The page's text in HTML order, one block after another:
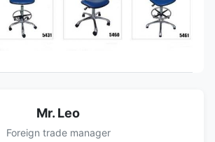
Mr. Leo
Foreign trade manager